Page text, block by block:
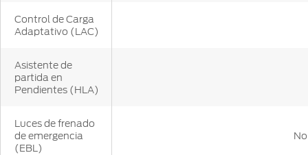
Control de Carga
Adaptativo (LAC)
Asistente de
partida en
Pendientes (HLA)
Luces de frenado
de emergencia
(EBL)
No